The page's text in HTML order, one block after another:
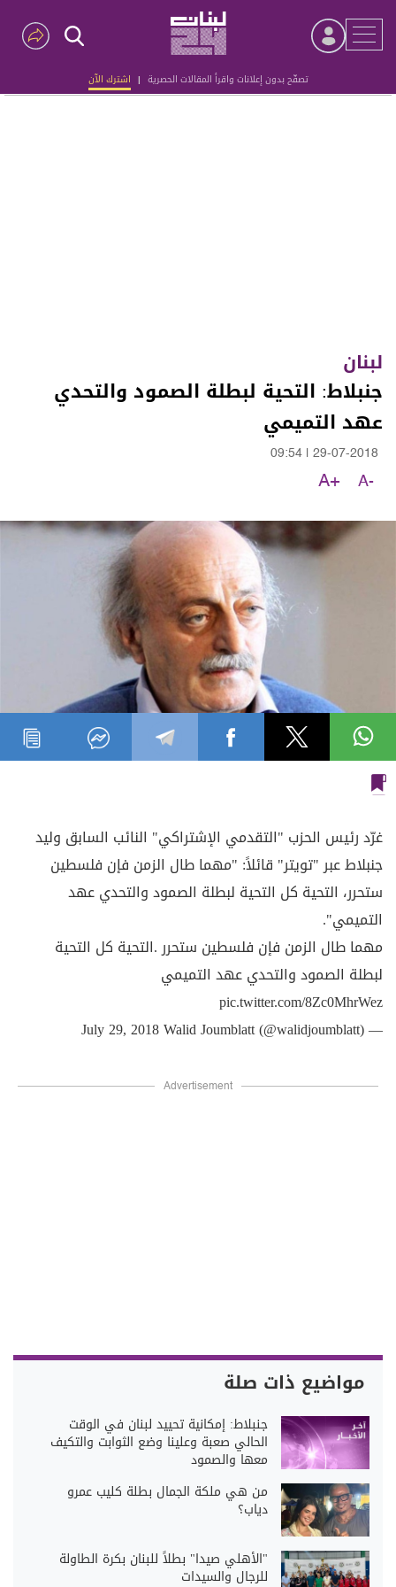
تصفّح بدون إعلانات واقرأ المقالات الحصرية | اشترك الآن
Advertisement
لبنان
جنبلاط: التحية لبطلة الصمود والتحدي
عهد التميمي
29-07-2018
09:54
A-
A+
غرّد رئيس الحزب "التقدمي الإشتراكي" النائب السابق وليد
جنبلاط عبر "تويتر" قائلاً: "مهما طال الزمن فإن فلسطين
ستحرر، التحية كل التحية لبطلة الصمود والتحدي عهد
التميمي".
مهما طال الزمن فإن فلسطين ستحرر .التحية كل التحية
لبطلة الصمود والتحدي عهد التميمي
pic.twitter.com/8Zc0MhrWez
— Walid Joumblatt (@walidjoumblatt)
July 29, 2018
Advertisement
مواضيع ذات صلة
جنبلاط: إمكانية تحييد لبنان في الوقت
الحالي صعبة وعلينا وضع الثوابت والتكيف
معها والصمود
من هي ملكة الجمال بطلة كليب عمرو
دياب؟
"الأهلي صيدا" بطلاً للبنان بكرة الطاولة
للرجال والسيدات